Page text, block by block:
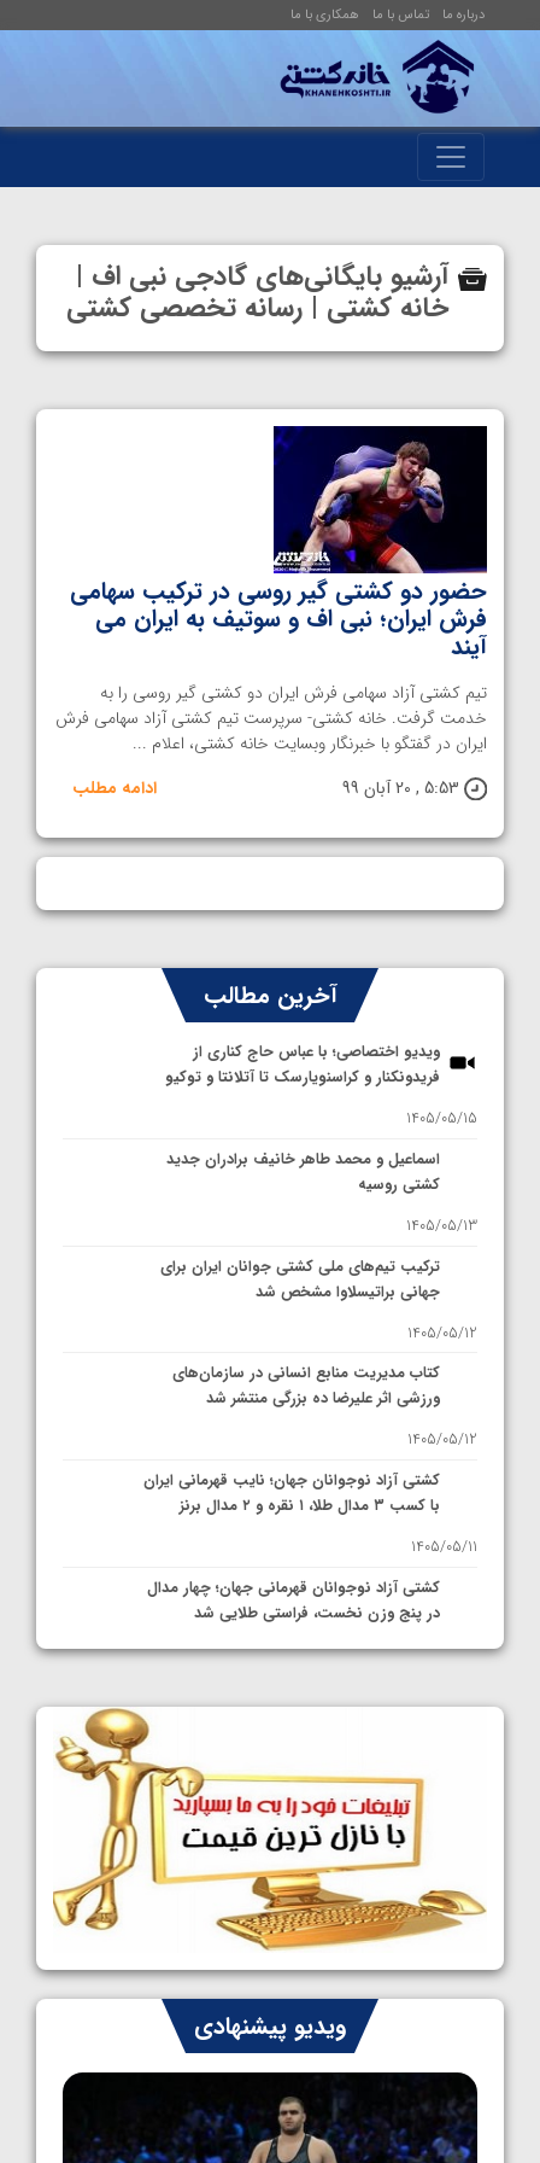
درباره ما تماس با ما همکاری با ما
آرشیو بایگانی‌های گادجی نبی اف |
خانه کشتی | رسانه تخصصی کشتی
حضور دو کشتی گیر روسی در ترکیب سهامی
فرش ایران؛ نبی اف و سوتیف به ایران می
آیند
تیم کشتی آزاد سهامی فرش ایران دو کشتی گیر روسی را به
خدمت گرفت. خانه کشتی- سرپرست تیم کشتی آزاد سهامی فرش
ایران در گفتگو با خبرنگار وبسایت خانه کشتی، اعلام ...
5:53 , 20 آبان 99
ادامه مطلب
آخرین مطالب
ویدیو اختصاصی؛ با عباس حاج کناری از
فریدونکنار و کراسنویارسک تا آتلانتا و توکیو
1405/05/15
اسماعیل و محمد طاهر خانیف برادران جدید
کشتی روسیه
1405/05/13
ترکیب تیم‌های ملی کشتی جوانان ایران برای
جهانی براتیسلاوا مشخص شد
1405/05/12
کتاب مدیریت منابع انسانی در سازمان‌های
ورزشی اثر علیرضا ده بزرگی منتشر شد
1405/05/12
کشتی آزاد نوجوانان جهان؛ نایب قهرمانی ایران
با کسب ۳ مدال طلا، ۱ نقره و ۲ مدال برنز
1405/05/11
کشتی آزاد نوجوانان قهرمانی جهان؛ چهار مدال
در پنج وزن نخست، فراستی طلایی شد
1405/05/11
کشتی آزاد نوجوانان جهان؛ رقبای نمایندگان
ایران مشخص شدند
1405/05/08
کشتی فرنگی نوجوانان جهان؛ سکوی تیمی
سوم برای ایران
1405/05/07
ایران چشم به راه چهار مدال در پنج وزن دوم
کشتی فرنگی نوجوانان جهان
1405/05/06
ویدیو پیشنهادی